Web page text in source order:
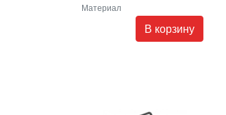
Материал
В корзину